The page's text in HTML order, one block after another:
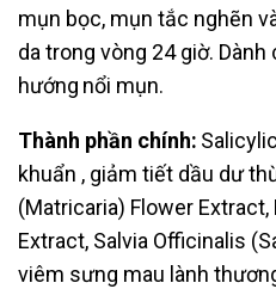
mụn bọc, mụn tắc nghẽn
da trong vòng 24 giờ.
hướng nổi mụn.
Thành phần chính:
khuẩn , giảm tiết dầu dư
(Matricaria) Flower
Extract, Salvia Officinalis
viêm sưng mau lành